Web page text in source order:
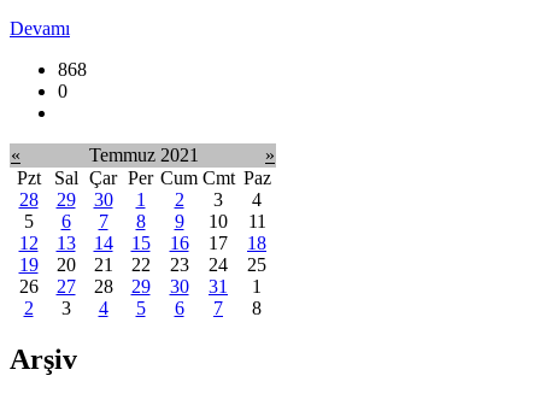
Devamı
868
0
« Temmuz 2021
»
Pzt
Sal Çar Per Cum Cmt Paz
28
29 30 1 2 3
4
5
6 7 8 9 10
11
12
13 14 15 16 17
18
19
20 21 22 23 24
25
26
27 28 29 30 31
1
2
3 4 5 6 7 8
Arşiv